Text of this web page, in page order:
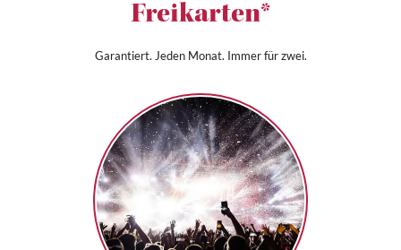
Freikarten*
Garantiert. Jeden Monat. Immer für zwei.